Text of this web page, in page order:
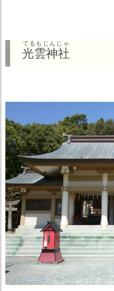
光雲神社
てるもじんじゃ